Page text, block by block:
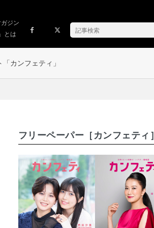
ジン
とは
カンフェティ」
フリーペーパー［カンフェティ］